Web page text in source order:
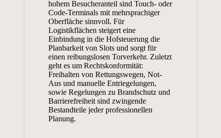
hohem Besucheranteil sind Touch- oder
Code-Terminals mit mehrsprachiger
Oberfläche sinnvoll. Für
Logistikflächen steigert eine
Einbindung in die Hofsteuerung die
Planbarkeit von Slots und sorgt für
einen reibungslosen Torverkehr. Zuletzt
geht es um Rechtskonformität:
Freihalten von Rettungswegen, Not-
Aus und manuelle Entriegelungen,
sowie Regelungen zu Brandschutz und
Barrierefreiheit sind zwingende
Bestandteile jeder professionellen
Planung.